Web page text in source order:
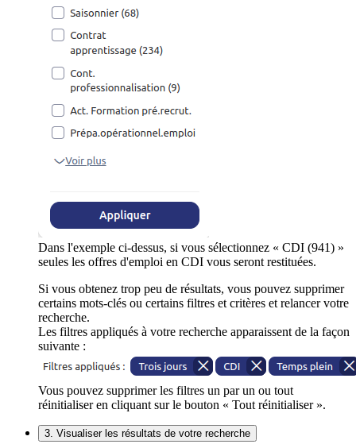
Dans l'exemple ci-dessus, si vous sélectionnez « CDI (941) »
seules les offres d'emploi en CDI vous seront restituées.
Si vous obtenez trop peu de résultats, vous pouvez supprimer
certains mots-clés ou certains filtres et critères et relancer votre
recherche.
Les filtres appliqués à votre recherche apparaissent de la façon
suivante :
Vous pouvez supprimer les filtres un par un ou tout
réinitialiser en cliquant sur le bouton « Tout réinitialiser ».
3. Visualiser les résultats de votre recherche